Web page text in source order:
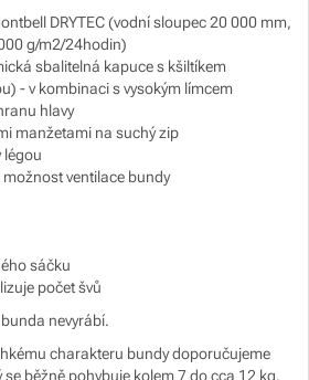
DRYTEC (vodní sloupec 20 000 mm,
g/m2/24hodin)
sbalitelná kapuce s kšiltíkem
- v kombinaci s vysokým límcem
hlavy
manžetami na suchý zip
légou
ventilace bundy
sáčku
počet švů
nevyrábí.
charakteru bundy doporučujeme
běžně pohybuje kolem 7 do cca 12 kg.